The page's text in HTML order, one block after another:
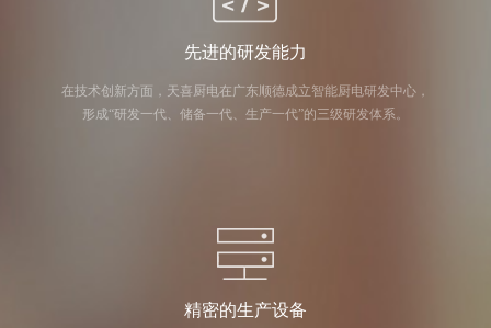
先进的研发能力
在技术创新方面，天喜厨电在广东顺德成立智能厨电研发中心，
形成“研发一代、储备一代、生产一代”的三级研发体系。
精密的生产设备